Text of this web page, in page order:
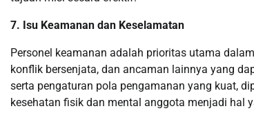
7. Isu Keamanan dan Keselamatan
Personel keamanan adalah prioritas utama
konflik bersenjata, dan ancaman lainnya yang
serta pengaturan pola pengamanan yang kuat,
kesehatan fisik dan mental anggota menjadi hal